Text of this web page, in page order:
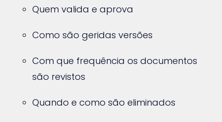
Quem valida e aprova
Como são geridas versões
Com que frequência os documentos
são revistos
Quando e como são eliminados